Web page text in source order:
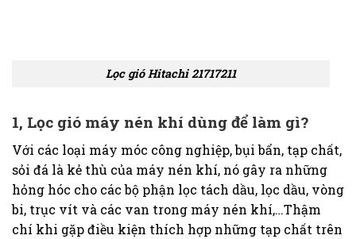
Lọc gió Hitachi 21717211
1, Lọc gió máy nén khí dùng để làm gì?
Với các loại máy móc công nghiệp, bụi bẩn, tạp chất,
sỏi đá là kẻ thù của máy nén khí, nó gây ra những
hỏng hóc cho các bộ phận lọc tách dầu, lọc dầu, vòng
bi, trục vít và các van trong máy nén khí,…Thậm
chí khi gặp điều kiện thích hợp những tạp chất trên